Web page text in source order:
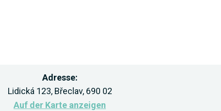
Adresse:
Lidická 123, Břeclav, 690 02
Auf der Karte anzeigen